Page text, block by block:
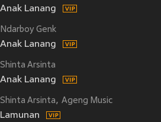
Anak Lanang
Ndarboy Genk
Anak Lanang
Shinta Arsinta
Anak Lanang
Shinta Arsinta Ageng Music
Lamunan